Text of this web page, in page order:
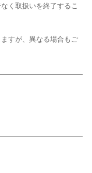
く取扱いを終了するこ
すが、異なる場合もご